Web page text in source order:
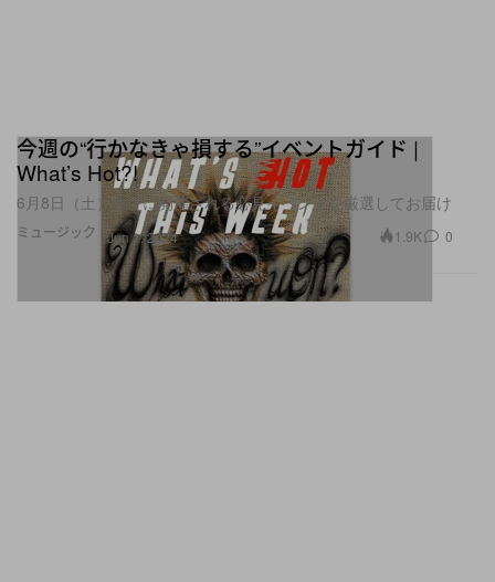
ミュージック
今週の“行かなきゃ損する”イベントガイド |
What’s Hot?!
6月8日（土）までに開催される必見イベントを厳選してお届け
Jun 1, 2024 1.9K 0